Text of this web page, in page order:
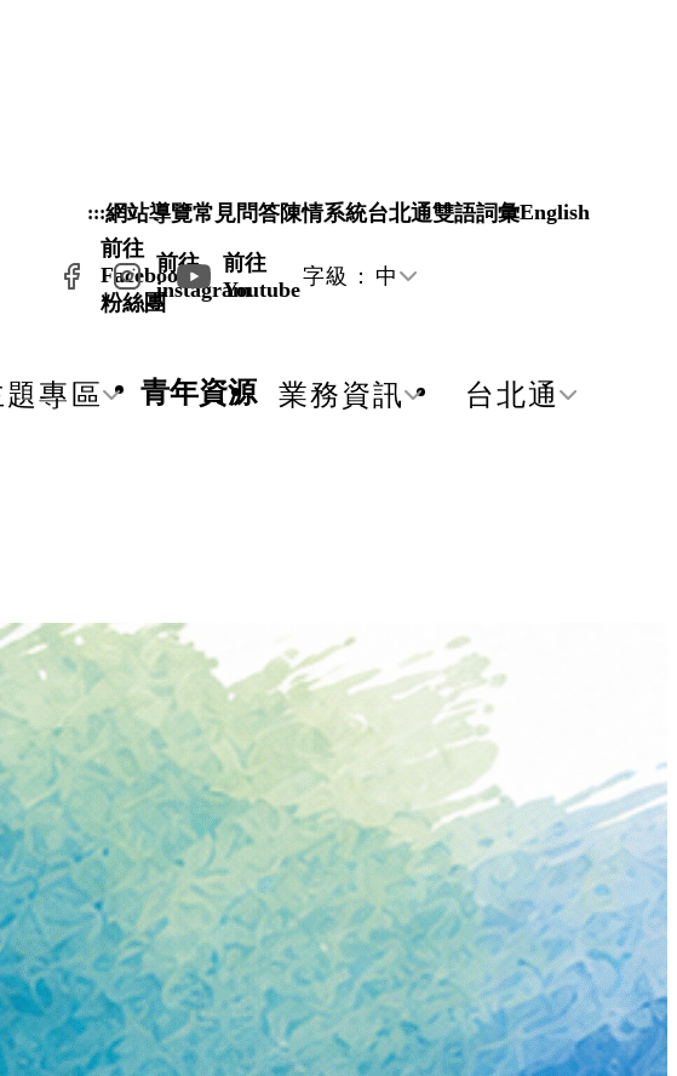
:::網站導覽常見問答陳情系統台北通雙語詞彙English
前往
Facebook
粉絲團
前往
instagram
前往
Youtube
字級： 中
題專區 青年資源 業務資訊 台北通